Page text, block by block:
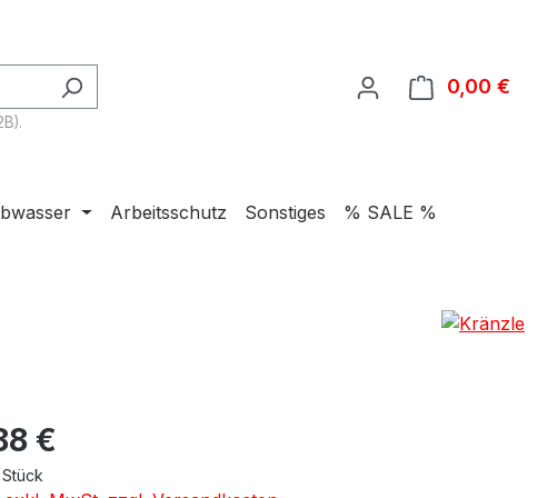
0,00 €
Arbeitsschutz Sonstiges % SALE %
Preis:
€
Stück